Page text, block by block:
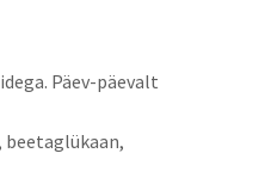
Päev-päevalt